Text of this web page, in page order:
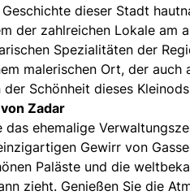
dieser Stadt
der zahlreichen Lokale am
Spezialitäten der
malerischen Ort, der
der Schönheit dieses
Zadar
das ehemalige
Gewirr von
Paläste und die
zieht. Genießen Sie die